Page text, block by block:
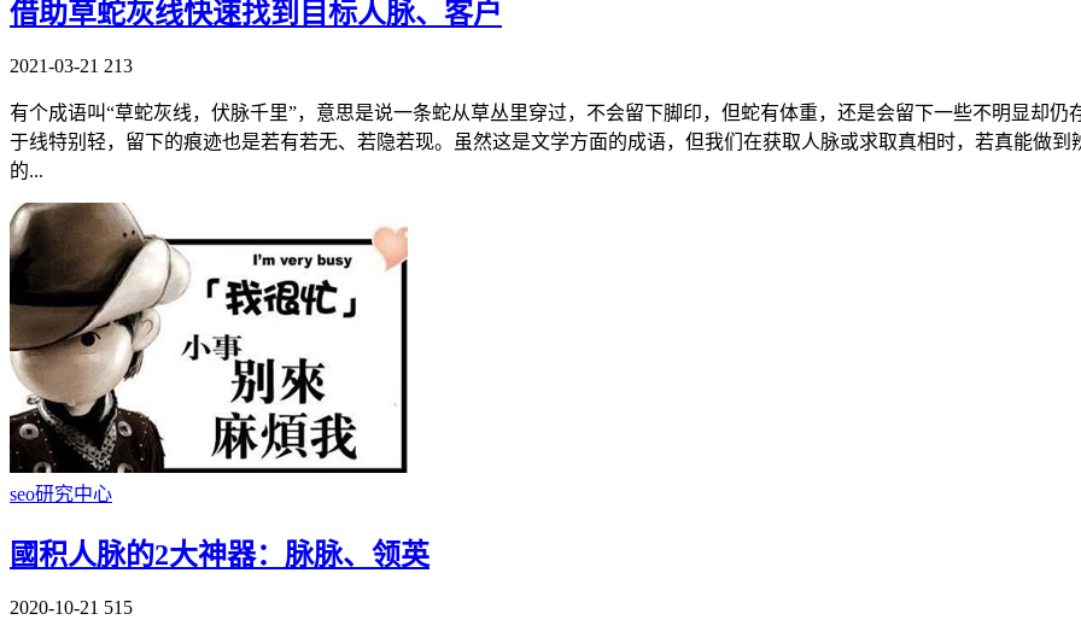
借助草蛇灰线快速找到目标人脉、客户
2021-03-21 213
有个成语叫“草蛇灰线，伏脉千里”，意思是说一条蛇从草丛里穿过，不会留下脚印，但蛇有体重，还是会留下一些不明显却
于线特别轻，留下的痕迹也是若有若无、若隐若现。虽然这是文学方面的成语，但我们在获取人脉或求取真相时，若真能做
的...
seo研究中心
國积人脉的2大神器：脉脉、领英
2020-10-21 515